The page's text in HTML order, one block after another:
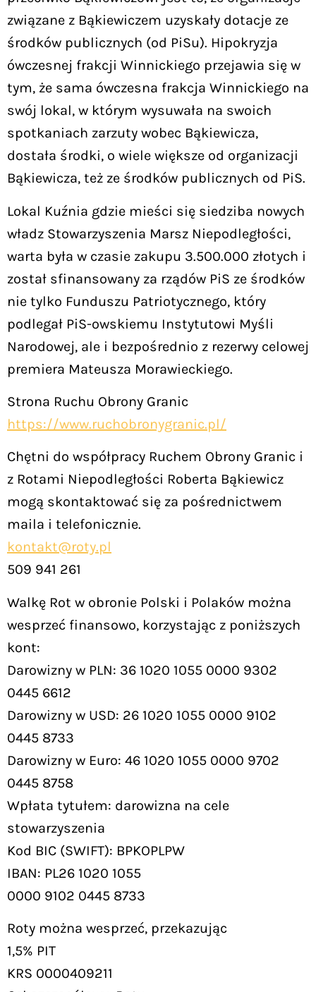
związane z Bąkiewiczem uzyskały dotacje ze
środków publicznych (od PiSu). Hipokryzja
ówczesnej frakcji Winnickiego przejawia się w
tym, że sama ówczesna frakcja Winnickiego na
swój lokal, w którym wysuwała na swoich
spotkaniach zarzuty wobec Bąkiewicza,
dostała środki, o wiele większe od organizacji
Bąkiewicza, też ze środków publicznych od PiS.
Lokal Kuźnia gdzie mieści się siedziba nowych
władz Stowarzyszenia Marsz Niepodległości,
warta była w czasie zakupu 3.500.000 złotych i
został sfinansowany za rządów PiS ze środków
nie tylko Funduszu Patriotycznego, który
podlegał PiS-owskiemu Instytutowi Myśli
Narodowej, ale i bezpośrednio z rezerwy celowej
premiera Mateusza Morawieckiego.
Strona Ruchu Obrony Granic
https://www.ruchobronygranic.pl/
Chętni do współpracy Ruchem Obrony Granic i
z Rotami Niepodległości Roberta Bąkiewicz
mogą skontaktować się za pośrednictwem
maila i telefonicznie.
kontakt@roty.pl
509 941 261
Walkę Rot w obronie Polski i Polaków można
wesprzeć finansowo, korzystając z poniższych
kont:
Darowizny w PLN: 36 1020 1055 0000 9302
0445 6612
Darowizny w USD: 26 1020 1055 0000 9102
0445 8733
Darowizny w Euro: 46 1020 1055 0000 9702
0445 8758
Wpłata tytułem: darowizna na cele
stowarzyszenia
Kod BIC (SWIFT): BPKOPLPW
IBAN: PL26 1020 1055
0000 9102 0445 8733
Roty można wesprzeć, przekazując
1,5% PIT
KRS 0000409211